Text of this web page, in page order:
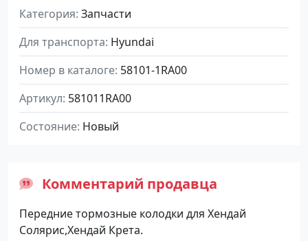
Категория Запчасти
Для транспорта Hyundai
Номер в каталоге 58101-1RA00
Артикул 581011RA00
Состояние Новый
Комментарий продавца
Передние тормозные колодки для Хендай
Солярис,Хендай Крета.